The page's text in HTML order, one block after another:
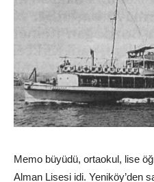
Memo büyüdü, ortaokul, lise
Alman Lisesi idi. Yeniköy’den